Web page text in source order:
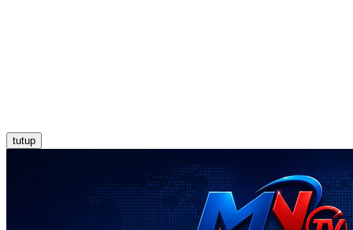
tutup